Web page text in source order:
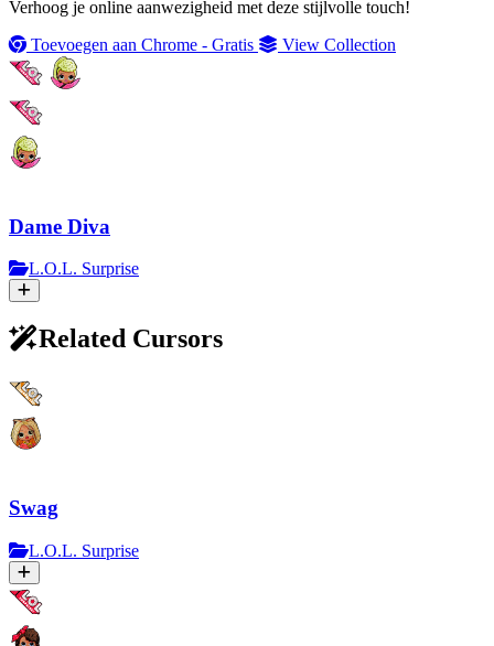
Verhoog je online aanwezigheid met deze stijlvolle touch!
Toevoegen aan Chrome - Gratis
View Collection
Dame Diva
L.O.L. Surprise
Related Cursors
Swag
L.O.L. Surprise